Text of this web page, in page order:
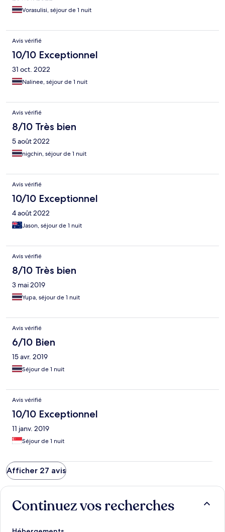
Vorasulisi, séjour de 1 nuit
Avis vérifié
10/10 Exceptionnel
31 oct. 2022
Nalinee, séjour de 1 nuit
Avis vérifié
8/10 Très bien
5 août 2022
nigchin, séjour de 1 nuit
Avis vérifié
10/10 Exceptionnel
4 août 2022
Jason, séjour de 1 nuit
Avis vérifié
8/10 Très bien
3 mai 2019
Yupa, séjour de 1 nuit
Avis vérifié
6/10 Bien
15 avr. 2019
Séjour de 1 nuit
Avis vérifié
10/10 Exceptionnel
11 janv. 2019
Séjour de 1 nuit
Afficher 27 avis
Continuez vos recherches